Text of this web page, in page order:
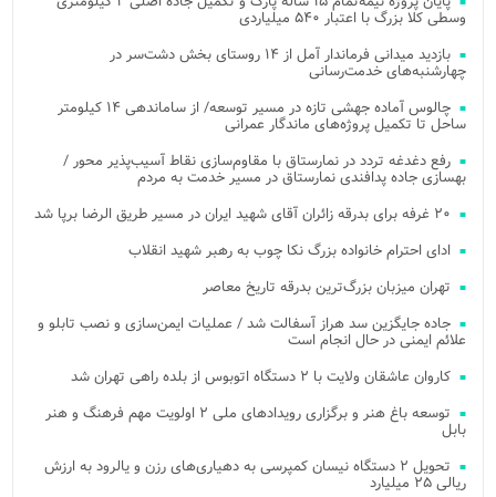
وسطی کلا بزرگ با اعتبار ۵۴۰ میلیاردی
بازدید میدانی فرماندار آمل از ۱۴ روستای بخش دشت‌سر در
چهارشنبه‌های خدمت‌رسانی
چالوس آماده جهشی تازه در مسیر توسعه/ از ساماندهی ۱۴ کیلومتر
ساحل تا تکمیل پروژه‌های ماندگار عمرانی
رفع دغدغه تردد در نمارستاق با مقاوم‌سازی نقاط آسیب‌پذیر محور /
بهسازی جاده پدافندی نمارستاق در مسیر خدمت به مردم
۲۰ غرفه برای بدرقه زائران آقای شهید ایران در مسیر طریق الرضا برپا شد
ادای احترام خانواده بزرگ نکا چوب به رهبر شهید انقلاب
تهران میزبان بزرگ‌ترین بدرقه تاریخ معاصر
جاده جایگزین سد هراز آسفالت شد / عملیات ایمن‌سازی و نصب تابلو و
علائم ایمنی در حال انجام است
کاروان عاشقان ولایت با ۲ دستگاه اتوبوس از بلده راهی تهران شد
توسعه باغ هنر و برگزاری رویدادهای ملی ۲ اولویت مهم فرهنگ و هنر
بابل
تحویل ۲ دستگاه نیسان کمپرسی به دهیاری‌های رزن و یالرود به ارزش
ریالی ۲۵ میلیارد